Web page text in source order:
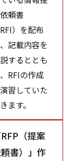
頼書
RFI）を配布
記載内容を
するととも
RFIの作成
習していた
ます。
RFP（提案
書）」作